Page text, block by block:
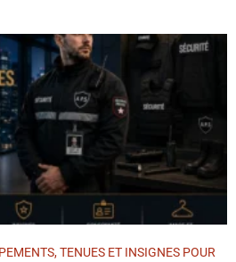
TENUES ET INSIGNES POUR